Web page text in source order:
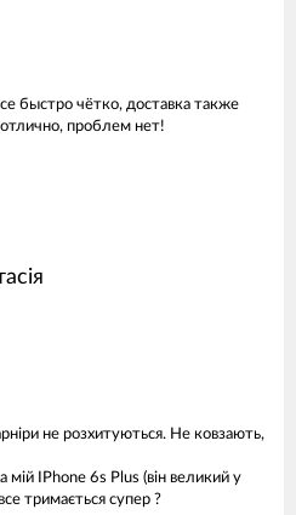
быстро чётко, доставка также
проблем нет!
не розхитуються. Не ковзають,
IPhone 6s Plus (він великий у
тримається супер ?